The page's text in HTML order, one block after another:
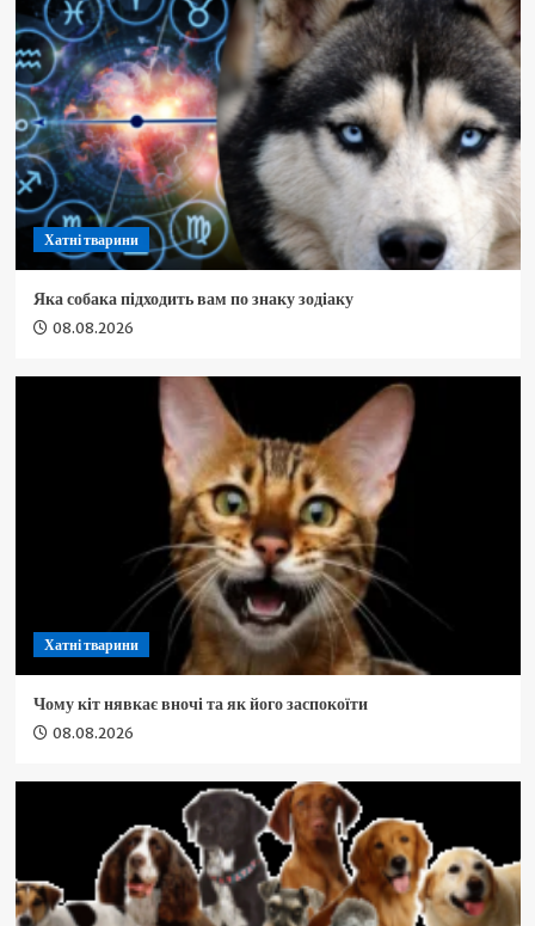
Хатні тварини
Яка собака підходить вам по знаку зодіаку
08.08.2026
Хатні тварини
Чому кіт нявкає вночі та як його заспокоїти
08.08.2026